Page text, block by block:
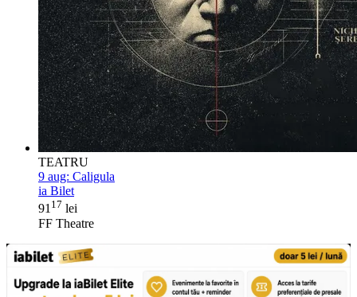
TEATRU
9 aug: Caligula
ia Bilet
9117 lei
FF Theatre